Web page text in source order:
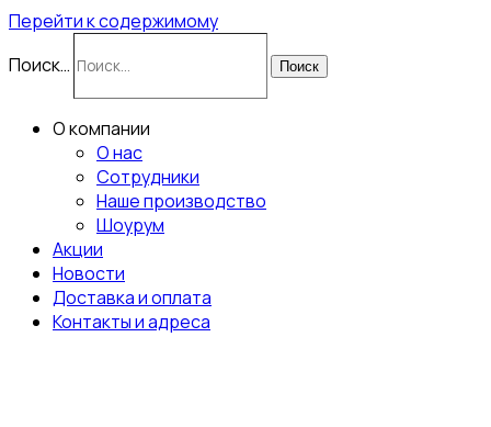
Перейти к содержимому
Поиск…
Поиск
О компании
О нас
Сотрудники
Наше производство
Шоурум
Акции
Новости
Доставка и оплата
Контакты и адреса